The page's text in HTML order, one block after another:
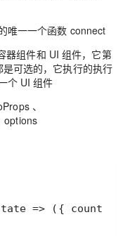
唯一一个函数 connect
器组件和 UI 组件，它第
可选的，它执行的执行
个 UI 组件
、
options
state => ({ count: